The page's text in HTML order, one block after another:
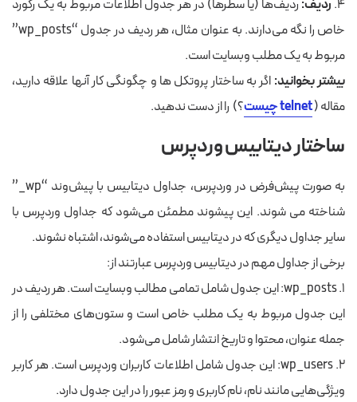
۴. ردیف: ردیف‌ها (یا سطرها) در هر جدول اطلاعات مربوط به یک رکورد
خاص را نگه می‌دارند. به عنوان مثال، هر ردیف در جدول “wp_posts”
مربوط به یک مطلب وبسایت است.
بیشتر بخوانید: اگر به ساختار پروتکل ها و چگونگی کار آنها علاقه دارید،
مقاله (telnet چیست ؟) را از دست ندهید.
ساختار دیتابیس وردپرس
به صورت پیش‌فرض در وردپرس، جداول دیتابیس با پیش‌وند “wp_”
شناخته می شوند. این پیشوند مطمئن می‌شود که جداول وردپرس با
سایر جداول دیگری که در دیتابیس استفاده می‌شوند، اشتباه نشوند.
برخی از جداول مهم در دیتابیس وردپرس عبارتند از:
۱. wp_posts: این جدول شامل تمامی مطالب وبسایت است. هر ردیف در
این جدول مربوط به یک مطلب خاص است و ستون‌های مختلفی را از
جمله عنوان، محتوا و تاریخ انتشار شامل می‌شود.
۲. wp_users: این جدول شامل اطلاعات کاربران وردپرس است. هر کاربر
ویژگی‌هایی مانند نام، نام کاربری و رمز عبور را در این جدول دارد.